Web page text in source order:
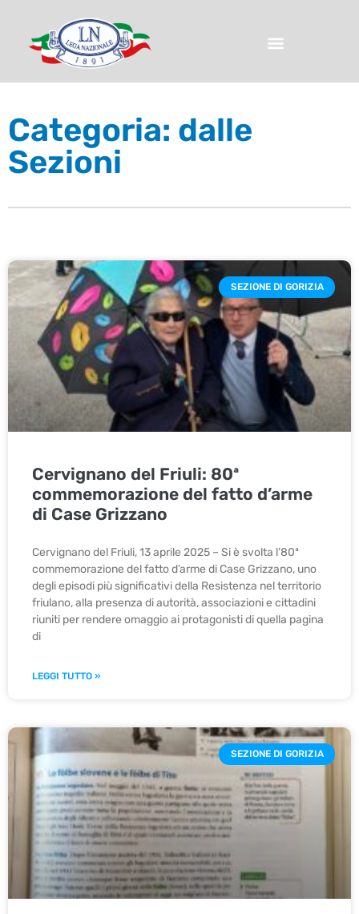
Categoria: dalle
Sezioni
SEZIONE DI GORIZIA
Cervignano del Friuli: 80ª
commemorazione del fatto d’arme
di Case Grizzano
Cervignano del Friuli, 13 aprile 2025 – Si è svolta l’80ª
commemorazione del fatto d’arme di Case Grizzano, uno
degli episodi più significativi della Resistenza nel territorio
friulano, alla presenza di autorità, associazioni e cittadini
riuniti per rendere omaggio ai protagonisti di quella pagina
di
LEGGI TUTTO »
SEZIONE DI GORIZIA